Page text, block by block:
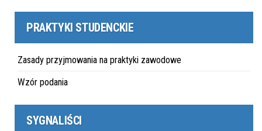
PRAKTYKI STUDENCKIE
Zasady przyjmowania na praktyki zawodowe
Wzór podania
SYGNALIŚCI